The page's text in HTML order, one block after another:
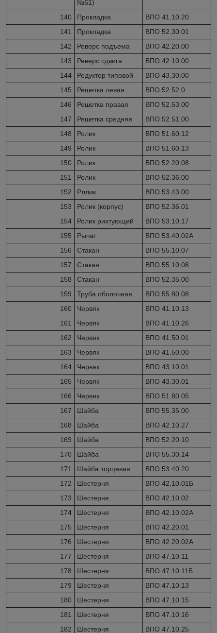
№61)
140
Прокладка
ВПО 41.10.20
141
Прокладка
ВПО 52.30.01
142
Реверс подъема
ВПО 42.20.00
143
Реверс сдвига
ВПО 42.10.00
144
Редуктор типовой
ВПО 43.30.00
145
Решетка левая
ВПО 52.52.0
146
Решетка правая
ВПО 52.53.00
147
Решетка средняя
ВПО 52.51.00
148
Ролик
ВПО 51.60.12
149
Ролик
ВПО 51.60.13
150
Ролик
ВПО 52.20.08
151
Ролик
ВПО 52.36.00
152
Рллик
ВПО 53.43.00
153
Ролик (корпус)
ВПО 52.36.01
154
Ролик рихтующий
ВПО 53.10.17
155
Рычаг
ВПО 53.40.02А
156
Стакан
ВПО 55.10.07
157
Стакан
ВПО 55.10.08
158
Стакан
ВПО 52.35.00
159
Труба оболочная
ВПО 55.80.08
160
Червяк
ВПО 41.10.13
161
Червяк
ВПО 41.10.26
162
Червяк
ВПО 41.50.01
163
Червяк
ВПО 41.50.00
164
Червяк
ВПО 43.10.01
165
Червяк
ВПО 43.30.01
166
Червяк
ВПО 51.80.05
167
Шайба
ВПО 55.35.00
168
Шайба
ВПО 42.10.27
169
Шайба
ВПО 52.20.10
170
Шайба
ВПО 55.30.14
171
Шайба торцевая
ВПО 53.40.20
172
Шестерня
ВПО 42.10.01Б
173
Шестерня
ВПО 42.10.02
174
Шестерня
ВПО 42.10.02А
175
Шестерня
ВПО 42.20.01
176
Шестерня
ВПО 42.20.02А
177
Шестерня
ВПО 47.10.11
178
Шестерня
ВПО 47.10.11Б
179
Шестерня
ВПО 47.10.13
180
Шестерня
ВПО 47.10.15
181
Шестерня
ВПО 47.10.16
182
Шестерня
ВПО 47.10.25